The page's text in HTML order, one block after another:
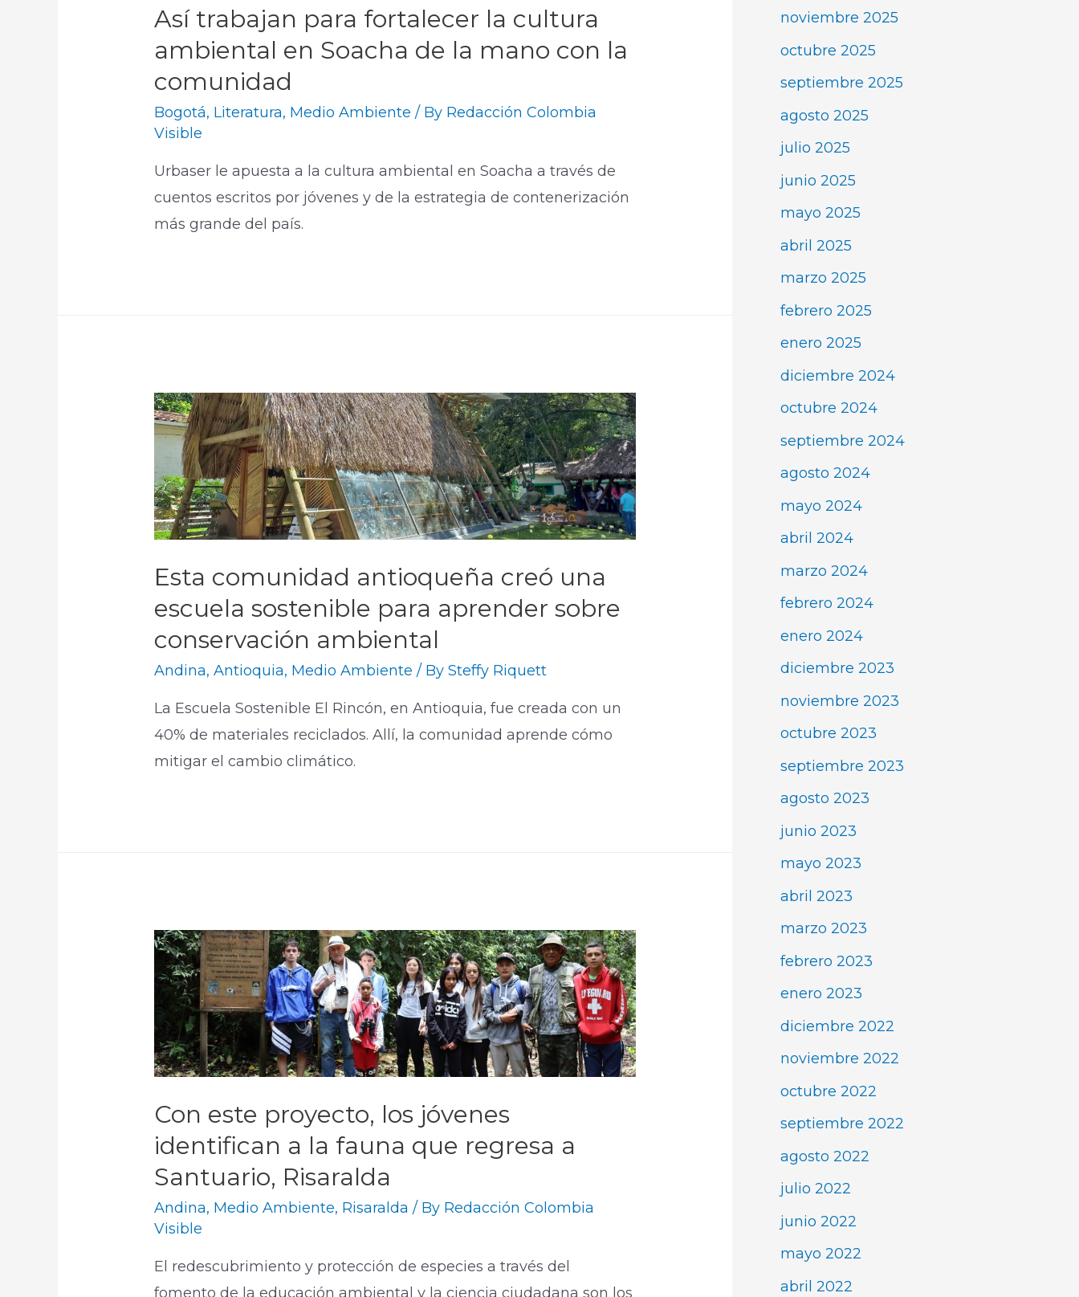
Así trabajan para fortalecer la cultura
ambiental en Soacha de la mano con la
comunidad
Bogotá, Literatura, Medio Ambiente / By Redacción Colombia
Visible
Urbaser le apuesta a la cultura ambiental en Soacha a través de
cuentos escritos por jóvenes y de la estrategia de contenerización
más grande del país.
Esta comunidad antioqueña creó una
escuela sostenible para aprender sobre
conservación ambiental
Andina,Antioquia, Medio Ambiente / BySteffy Riquett
La Escuela Sostenible El Rincón, en Antioquia, fue creada con un
40% de materiales reciclados. Allí, la comunidad aprende cómo
mitigar el cambio climático.
Con este proyecto, los jóvenes
identifican a la fauna que regresa a
Santuario, Risaralda
Andina, Medio Ambiente, Risaralda / By Redacción Colombia
Visible
El redescubrimiento y protección de especies a través del
fomento de la educación ambiental y la ciencia ciudadana son los
noviembre 2025
octubre 2025
septiembre 2025
agosto 2025
julio 2025
junio 2025
mayo 2025
abril 2025
marzo 2025
febrero 2025
enero 2025
diciembre 2024
octubre 2024
septiembre 2024
agosto 2024
mayo 2024
abril 2024
marzo 2024
febrero 2024
enero 2024
diciembre 2023
noviembre 2023
octubre 2023
septiembre 2023
agosto 2023
junio 2023
mayo 2023
abril 2023
marzo 2023
febrero 2023
enero 2023
diciembre 2022
noviembre 2022
octubre 2022
septiembre 2022
agosto 2022
julio 2022
junio 2022
mayo 2022
abril 2022